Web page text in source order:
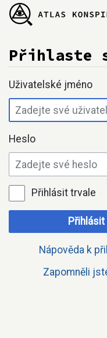
Přihlaste
Přejít na:navigace,
Uživatelské jméno
Heslo
Přihlásit trvale
Nápověda k
Zapomněli